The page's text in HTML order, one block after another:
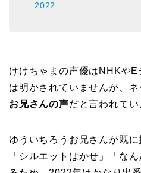
2022
けけちゃまの声優はNHKや
は明かされていませんが、
お兄さんの声だと言われてい
ゆういちろうお兄さんが既
「シルエットはかせ」「な